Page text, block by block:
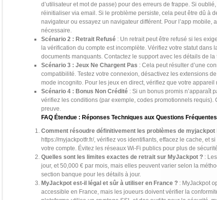
d’utilisateur et mot de passe) pour des erreurs de frappe. Si
réinitialiser via email. Si le problème persiste, cela peut être dû à
navigateur ou essayez un navigateur différent. Pour l’app mobile,
nécessaire.
Scénario 2 : Retrait Refusé : Un retrait peut être refusé si les
la vérification du compte est incomplète. Vérifiez votre statut dans
documents manquants. Contactez le support avec les détails de
Scénario 3 : Jeux Ne Chargent Pas : Cela peut résulter d’une
compatibilité. Testez votre connexion, désactivez les extensions
mode incognito. Pour les jeux en direct, vérifiez que votre
Scénario 4 : Bonus Non Crédité : Si un bonus promis n’apparaît
vérifiez les conditions (par exemple, codes promotionnels requis).
preuve.
FAQ Étendue : Réponses Techniques aux Questions Fréquentes
Comment résoudre définitivement les problèmes de myjackpot
https://myjackpotfr.fr/, vérifiez vos identifiants, effacez le cache, et
votre compte. Évitez les réseaux Wi-Fi publics pour plus de
Quelles sont les limites exactes de retrait sur MyJackpot ? :
jour, et 50,000 € par mois, mais elles peuvent varier selon la
section banque pour les détails à jour.
MyJackpot est-il légal et sûr à utiliser en France ? : MyJackpot
accessible en France, mais les joueurs doivent vérifier la